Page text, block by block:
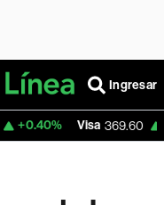
Ingresar
369.60 +1.07%